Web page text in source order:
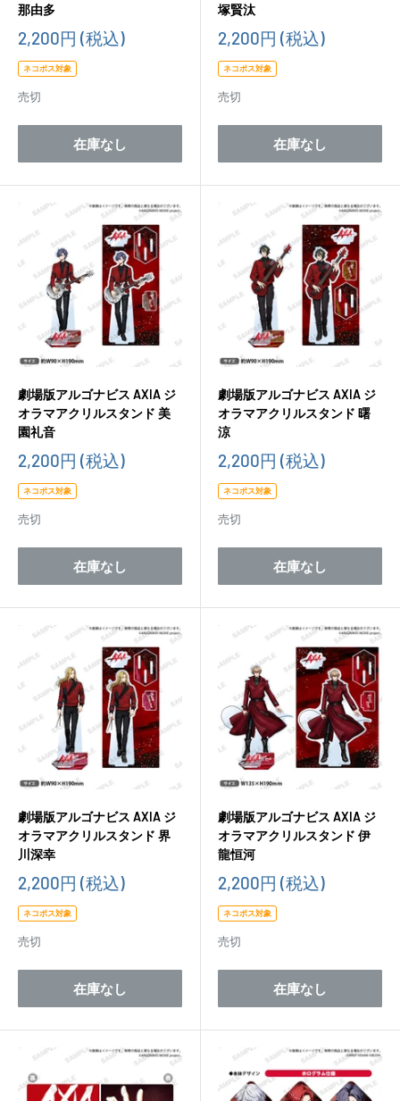
那由多
販
価
格
2,200円 (税込)
ネコポス対象
売切
在庫なし
塚賢汰
販
価
格
2,200円 (税込)
ネコポス対象
売切
在庫なし
劇場版アルゴナビス AXIA ジ
オラマアクリルスタンド 美
園礼音
販
価
格
2,200円 (税込)
ネコポス対象
売切
在庫なし
劇場版アルゴナビス AXIA ジ
オラマアクリルスタンド 曙
涼
販
価
格
2,200円 (税込)
ネコポス対象
売切
在庫なし
劇場版アルゴナビス AXIA ジ
オラマアクリルスタンド 界
川深幸
販
価
格
2,200円 (税込)
ネコポス対象
売切
在庫なし
劇場版アルゴナビス AXIA ジ
オラマアクリルスタンド 伊
龍恒河
販
価
格
2,200円 (税込)
ネコポス対象
売切
在庫なし